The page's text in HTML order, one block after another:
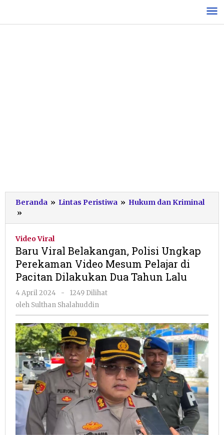
konten
Beranda » Lintas Peristiwa » Hukum dan Kriminal
»
Viral
Belakangan,
Polisi
Ungkap
Perekaman
Video
Pelajar
di
Pacitan
Dilakukan
Dua
Tahun
Lalu
Video Viral
Baru Viral Belakangan, Polisi Ungkap
Perekaman Video Mesum Pelajar di
Pacitan Dilakukan Dua Tahun Lalu
4 April 2024
oleh
Sulthan
-
1249 Dilihat
oleh Sulthan Shalahuddin